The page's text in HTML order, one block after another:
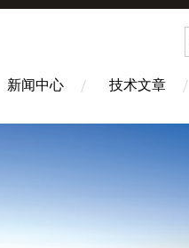
新闻中心 技术文章